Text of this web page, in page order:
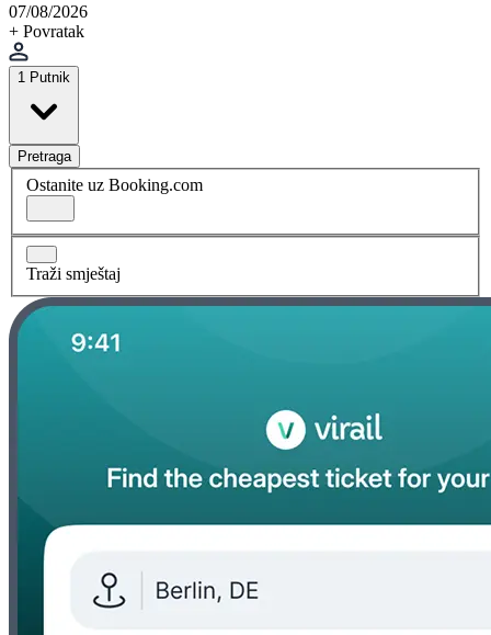
07/08/2026
+ Povratak
1 Putnik
Pretraga
Ostanite uz Booking.com
Traži smještaj